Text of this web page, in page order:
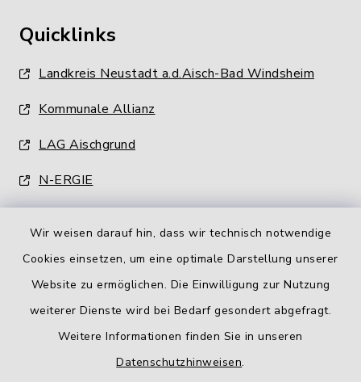
Wir weisen darauf hin, dass wir technisch notwendige
Cookies einsetzen, um eine optimale Darstellung unserer
Website zu ermöglichen. Die Einwilligung zur Nutzung
weiterer Dienste wird bei Bedarf gesondert abgefragt.
Weitere Informationen finden Sie in unseren
Datenschutzhinweisen.
Quicklinks
Landkreis Neustadt a.d.Aisch-Bad Windsheim
Kommunale Allianz
LAG Aischgrund
N-ERGIE
Barrierefreiheit